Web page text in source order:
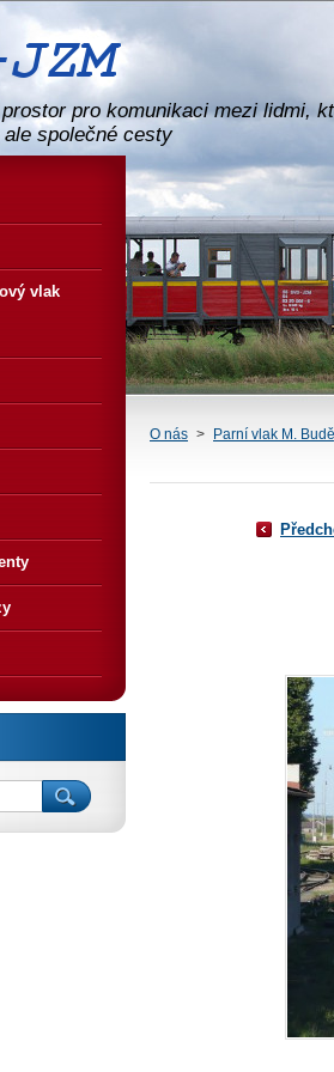
pro komunikaci mezi lidmi,
společné cesty
O nás > Parní vlak M.
vlak